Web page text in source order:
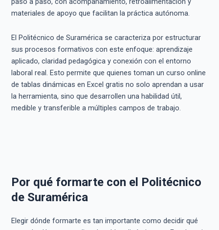
materiales de apoyo que facilitan la práctica autónoma.
El Politécnico de Suramérica se caracteriza por estructurar
sus procesos formativos con este enfoque: aprendizaje
aplicado, claridad pedagógica y conexión con el entorno
laboral real. Esto permite que quienes toman un curso online
de tablas dinámicas en Excel gratis no solo aprendan a usar
la herramienta, sino que desarrollen una habilidad útil,
medible y transferible a múltiples campos de trabajo.
Por qué formarte con el Politécnico
de Suramérica
Elegir dónde formarte es tan importante como decidir qué